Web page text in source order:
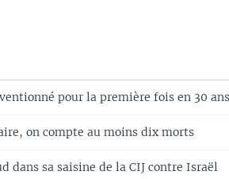
pour la première fois en 30
on compte au moins dix morts
dans sa saisine de la CIJ contre Israël